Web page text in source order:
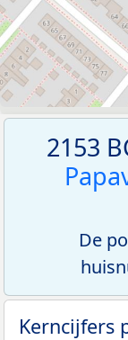
2153
De
Kerncijfers